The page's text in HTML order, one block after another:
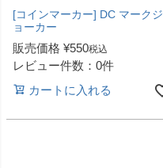
[コインマーカー] DC マークジ
ョーカー
販売価格 ¥550税込
レビュー件数：0件
カートに入れる